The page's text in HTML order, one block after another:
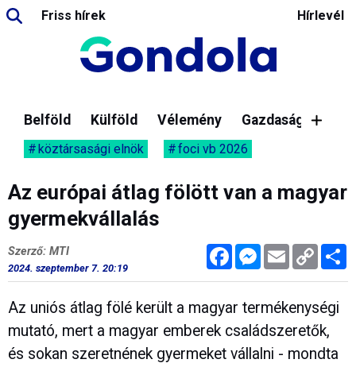
Friss hírek Hírlevél
Belföld Külföld Vélemény Gazdaság
köztársasági elnök foci vb 2026
Az európai átlag fölött van a magyar
gyermekvállalás
FacebookMessenger
Email Copy
Link
Szerző: MTI
2024. szeptember 7. 20:19
Az uniós átlag fölé került a magyar termékenységi
mutató, mert a magyar emberek családszeretők,
és sokan szeretnének gyermeket vállalni - mondta